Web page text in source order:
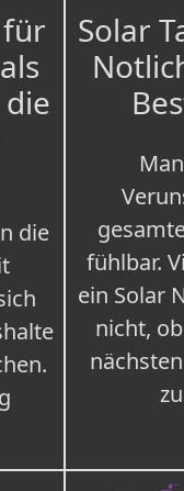
die
Solar
fühlbar.
ein Solar
nicht,